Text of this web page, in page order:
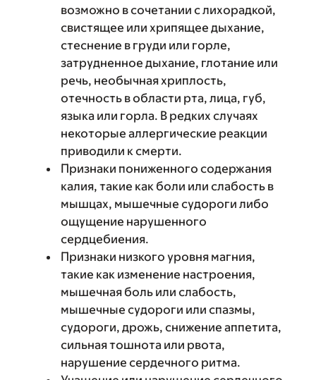
возможно в сочетании с лихорадкой,
свистящее или хрипящее дыхание,
стеснение в груди или горле,
затрудненное дыхание, глотание или
речь, необычная хриплость,
отечность в области рта, лица, губ,
языка или горла. В редких случаях
некоторые аллергические реакции
приводили к смерти.
Признаки пониженного содержания
калия, такие как боли или слабость в
мышцах, мышечные судороги либо
ощущение нарушенного
сердцебиения.
Признаки низкого уровня магния,
такие как изменение настроения,
мышечная боль или слабость,
мышечные судороги или спазмы,
судороги, дрожь, снижение аппетита,
сильная тошнота или рвота,
нарушение сердечного ритма.